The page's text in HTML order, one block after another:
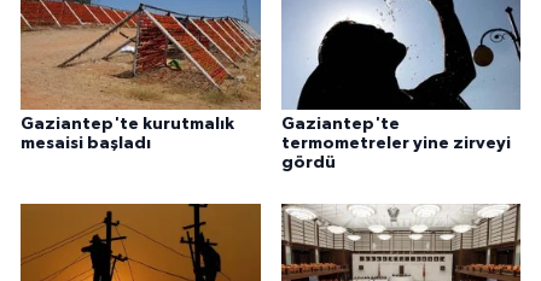
Gaziantep'te kurutmalık
mesaisi başladı
Gaziantep'te
termometreler yine zirveyi
gördü